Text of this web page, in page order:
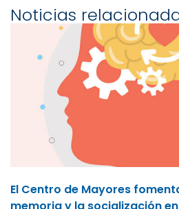
Noticias
El Centro de Mayores